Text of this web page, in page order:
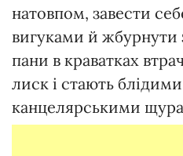
натовпом, завести
вигуками й жбурнути
пани в краватках
лиск і стають
канцелярськими